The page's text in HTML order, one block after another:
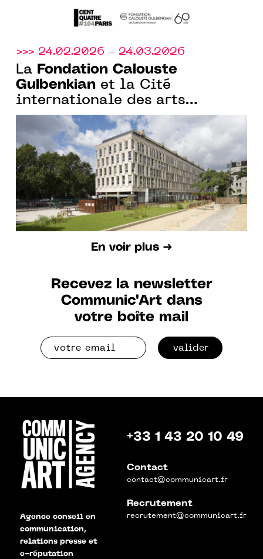
>>> 24.02.2026 - 24.03.2026
La
Fondation Calouste
Gulbenkian et la Cité
internationale des arts
annoncent la 4e édition du
programme de résidence
Curadores
En voir plus ➜
Recevez la newsletter
Communic'Art dans
votre boîte mail
valider
Agence conseil en
communication,
relations presse et
e-réputation
+33 1 43 20 10 49
Contact
contact@communicart.fr
Recrutement
recrutement@communicart.fr